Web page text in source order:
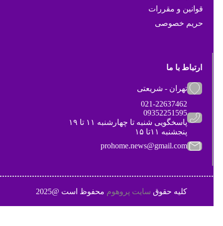
قوانین و مقررات
حریم خصوصی
ارتباط با ما
تهران - شریعتی
021-22637462
09352251595
پاسخگویی شنبه تا چهارشنبه ۱۱ تا ۱۹
پنجشنبه ۱۱تا ۱۵
prohome.news@gmail.com
کلیه حقوقسایت پروهوممحفوظ است @2025